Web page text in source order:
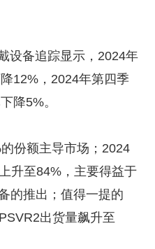
设备追踪显示，2024年
12%，2024年第四季
降5%。
份额主导市场；2024
升至84%，主要得益于
的推出；值得一提的
出货量飙升至